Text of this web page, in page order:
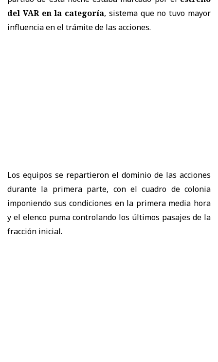
del VAR en la categoría, sistema que no tuvo mayor
influencia en el trámite de las acciones.
Los equipos se repartieron el dominio de las acciones
durante la primera parte, con el cuadro de colonia
imponiendo sus condiciones en la primera media hora
y el elenco puma controlando los últimos pasajes de la
fracción inicial.